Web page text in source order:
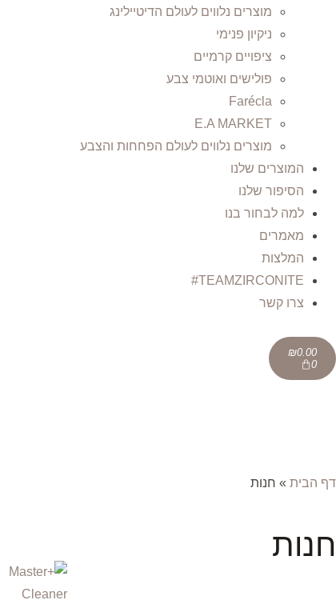
מוצרים נלווים לעולם הדיטיילינג
ניקיון פנימי
ציפויים קרמיים
פולישים ואוטמי צבע
Farécla
E.A MARKET
מוצרים נלווים לעולם הפחחות והצבע
המוצרים שלנו
הסיפור שלנו
למה לבחור בנו
מאמרים
המלצות
TEAMZIRCONITE#
צרו קשר
₪0.00
0
דף הבית » חנות
חנות